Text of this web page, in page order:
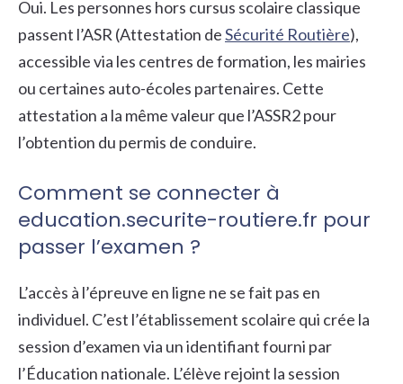
Oui. Les personnes hors cursus scolaire classique
passent l’ASR (Attestation deSécurité Routière),
accessible via les centres de formation, les mairies
ou certaines auto-écoles partenaires. Cette
attestation a la même valeur que l’ASSR2 pour
l’obtention du permis de conduire.
Comment se connecter à
education.securite-routiere.fr pour
passer l’examen ?
L’accès à l’épreuve en ligne ne se fait pas en
individuel. C’est l’établissement scolaire qui crée la
session d’examen via un identifiant fourni par
l’Éducation nationale. L’élève rejoint la session